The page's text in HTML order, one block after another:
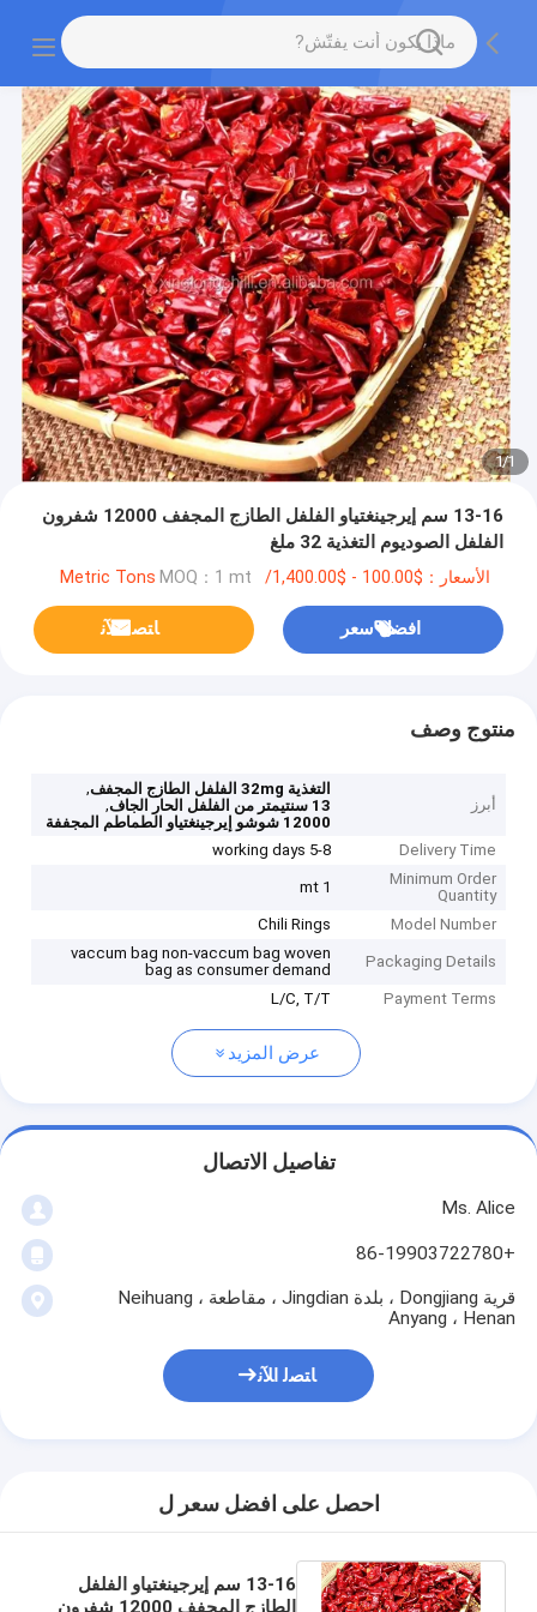
1
/
1
13-16 سم إيرجينغتياو الفلفل الطازج المجفف 12000 شفرون
الفلفل الصوديوم التغذية 32 ملغ
الأسعار：$100.00 - $1,400.00/Metric Tons MOQ：1 mt
افضل سعر ﺎﺘﺼﻟ ﺍﻶﻧ
منتوج وصف
أبرز
التغذية 32mg الفلفل الطازج المجفف
,
13 سنتيمتر من الفلفل الحار الجاف
,
12000 شوشو إيرجينغتياو الطماطم المجففة
Delivery Time
5-8 working days
Minimum Order
Quantity
1 mt
Model Number
Chili Rings
Packaging Details
vaccum bag non-vaccum bag woven
bag as consumer demand
Payment Terms
L/C, T/T
عرض المزيد
تفاصيل الاتصال
Ms. Alice
+86-19903722780
قرية Dongjiang ، بلدة Jingdian ، مقاطعة Neihuang ،
Anyang ، Henan
ﺎﺘﺼﻟ ﺍﻶﻧ
احصل على افضل سعر ل
13-16 سم إيرجينغتياو الفلفل
الطازج المجفف 12000 شفرون